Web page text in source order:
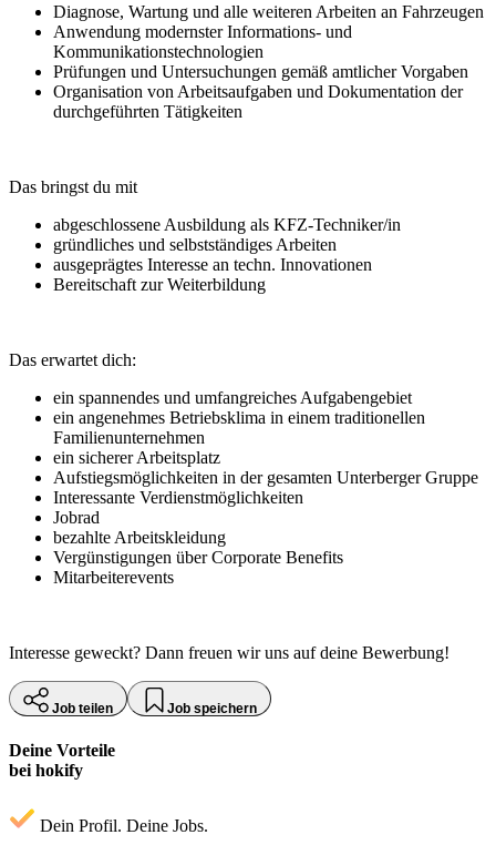
Diagnose, Wartung und alle weiteren Arbeiten an Fahrzeugen
Anwendung modernster Informations- und
Kommunikationstechnologien
Prüfungen und Untersuchungen gemäß amtlicher Vorgaben
Organisation von Arbeitsaufgaben und Dokumentation der
durchgeführten Tätigkeiten
Das bringst du mit
abgeschlossene Ausbildung als KFZ-Techniker/in
gründliches und selbstständiges Arbeiten
ausgeprägtes Interesse an techn. Innovationen
Bereitschaft zur Weiterbildung
Das erwartet dich:
ein spannendes und umfangreiches Aufgabengebiet
ein angenehmes Betriebsklima in einem traditionellen
Familienunternehmen
ein sicherer Arbeitsplatz
Aufstiegsmöglichkeiten in der gesamten Unterberger Gruppe
Interessante Verdienstmöglichkeiten
Jobrad
bezahlte Arbeitskleidung
Vergünstigungen über Corporate Benefits
Mitarbeiterevents
Interesse geweckt? Dann freuen wir uns auf deine Bewerbung!
Job teilen Job speichern
Deine Vorteile
bei hokify
Dein Profil. Deine Jobs.